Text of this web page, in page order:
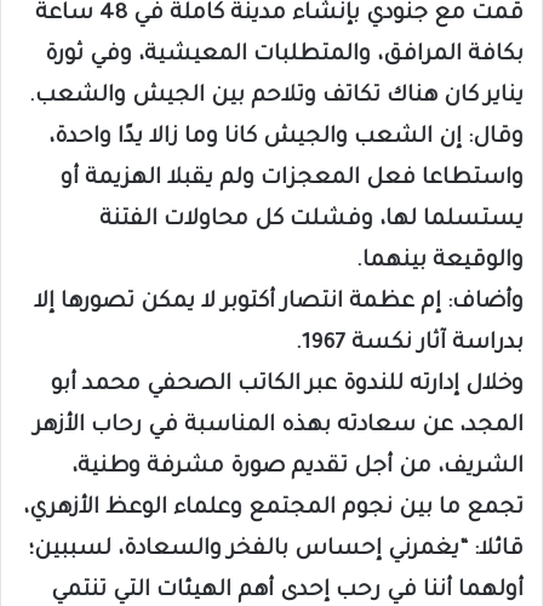
قمت مع جنودي بإنشاء مدينة كاملة في 48 ساعة
بكافة المرافق، والمتطلبات المعيشية، وفي ثورة
يناير كان هناك تكاتف وتلاحم بين الجيش والشعب.
وقال: إن الشعب والجيش كانا وما زالا يدًا واحدة،
واستطاعا فعل المعجزات ولم يقبلا الهزيمة أو
يستسلما لها، وفشلت كل محاولات الفتنة
والوقيعة بينهما.
وأضاف: إم عظمة انتصار أكتوبر لا يمكن تصورها إلا
بدراسة آثار نكسة 1967.
وخلال إدارته للندوة عبر الكاتب الصحفي محمد أبو
المجد، عن سعادته بهذه المناسبة في رحاب الأزهر
الشريف، من أجل تقديم صورة مشرفة وطنية،
تجمع ما بين نجوم المجتمع وعلماء الوعظ الأزهري،
قائلا: “يغمرني إحساس بالفخر والسعادة، لسببين؛
أولهما أننا في رحب إحدى أهم الهيئات التي تنتمي